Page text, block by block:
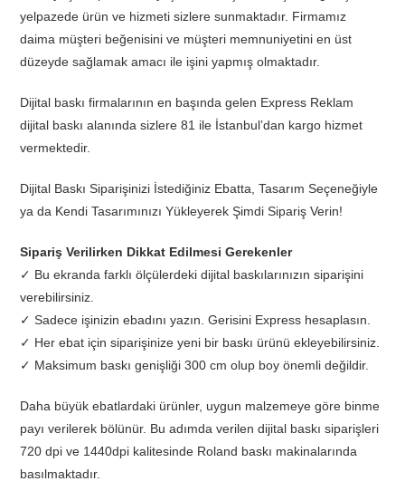
yelpazede ürün ve hizmeti sizlere sunmaktadır. Firmamız
daima müşteri beğenisini ve müşteri memnuniyetini en üst
düzeyde sağlamak amacı ile işini yapmış olmaktadır.
Dijital baskı firmalarının en başında gelen Express Reklam
dijital baskı alanında sizlere 81 ile İstanbul’dan kargo hizmet
vermektedir.
Dijital Baskı Siparişinizi İstediğiniz Ebatta, Tasarım Seçeneğiyle
ya da Kendi Tasarımınızı Yükleyerek Şimdi Sipariş Verin!
Sipariş Verilirken Dikkat Edilmesi Gerekenler
✓ Bu ekranda farklı ölçülerdeki dijital baskılarınızın siparişini
verebilirsiniz.
✓ Sadece işinizin ebadını yazın. Gerisini Express hesaplasın.
✓ Her ebat için siparişinize yeni bir baskı ürünü ekleyebilirsiniz.
✓ Maksimum baskı genişliği 300 cm olup boy önemli değildir.
Daha büyük ebatlardaki ürünler, uygun malzemeye göre binme
payı verilerek bölünür. Bu adımda verilen dijital baskı siparişleri
720 dpi ve 1440dpi kalitesinde Roland baskı makinalarında
basılmaktadır.